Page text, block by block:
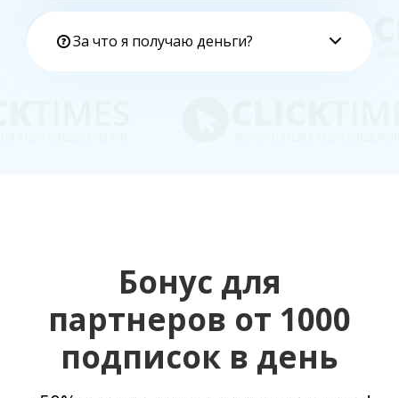
За что я получаю деньги?
Бонус для
партнеров от 1000
подписок в день